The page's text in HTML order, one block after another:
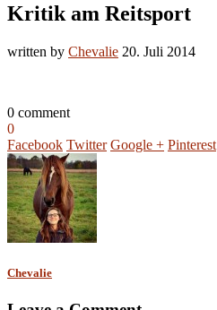
Kritik am Reitsport
written by Chevalie 20. Juli 2014
0 comment
0
Facebook Twitter Google + Pinterest
Chevalie